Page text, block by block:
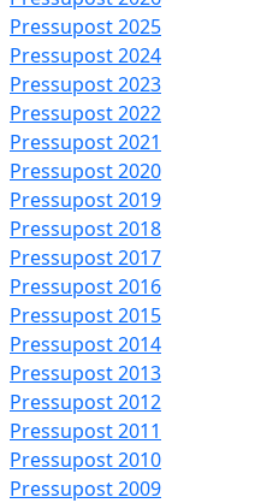
Pressupost 2025
Pressupost 2024
Pressupost 2023
Pressupost 2022
Pressupost 2021
Pressupost 2020
Pressupost 2019
Pressupost 2018
Pressupost 2017
Pressupost 2016
Pressupost 2015
Pressupost 2014
Pressupost 2013
Pressupost 2012
Pressupost 2011
Pressupost 2010
Pressupost 2009